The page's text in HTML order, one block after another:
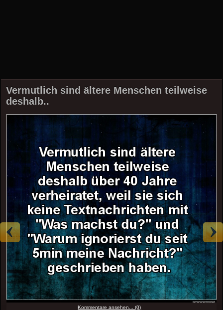
Vermutlich sind ältere Menschen teilweise
deshalb..
Kommentare ansehen... (0)